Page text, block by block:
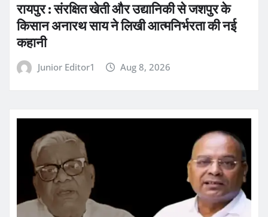
रायपुर : संरक्षित खेती और उद्यानिकी से जशपुर के
किसान अनारथ साय ने लिखी आत्मनिर्भरता की नई
कहानी
Junior Editor1 Aug 8, 2026